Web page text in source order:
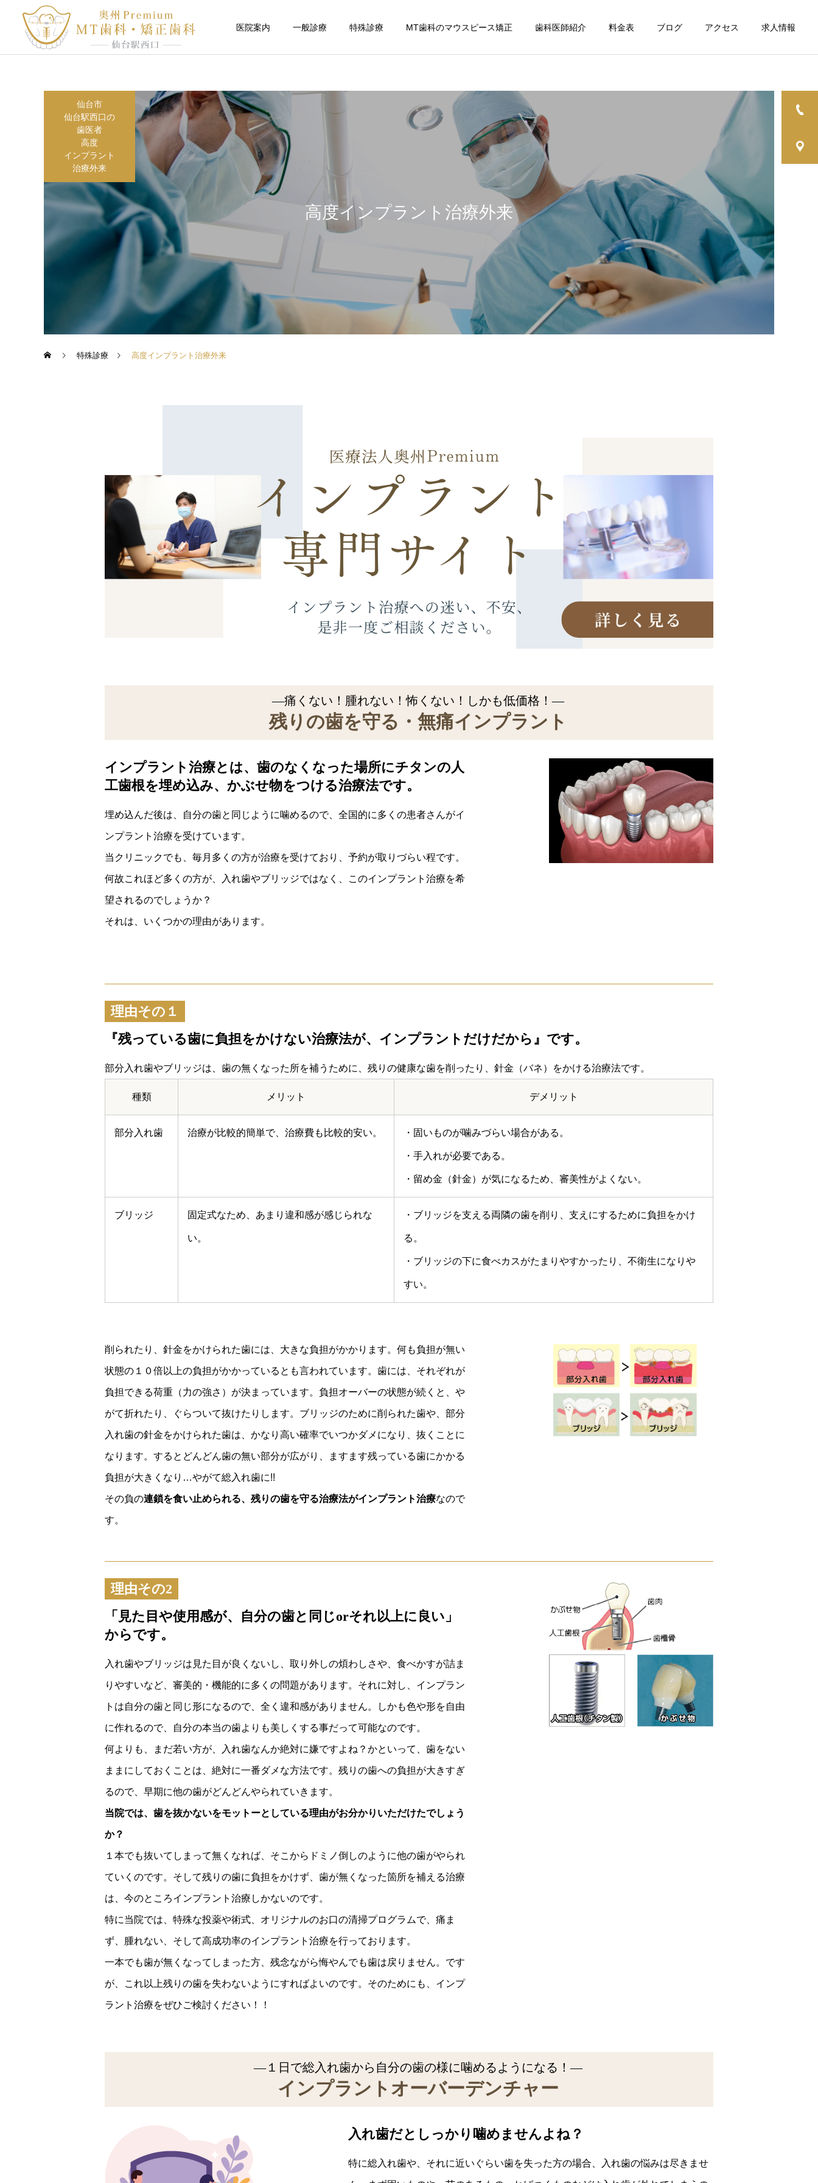
医院案内 一般診療 特殊診療 MT歯科のマウスピース矯正 歯科医師紹介 料金表 ブログ アクセス 求人情報
高度インプラント治療外来
仙台市
仙台駅西口の
歯医者
高度
インプラント
治療外来
特殊診療 高度インプラント治療外来
―痛くない！腫れない！怖くない！しかも低価格！―
残りの歯を守る・無痛インプラント
インプラント治療とは、歯のなくなった場所にチタンの人
工歯根を埋め込み、かぶせ物をつける治療法です。
埋め込んだ後は、自分の歯と同じように噛めるので、全国的に多くの患者さんがイ
ンプラント治療を受けています。
当クリニックでも、毎月多くの方が治療を受けており、予約が取りづらい程です。
何故これほど多くの方が、入れ歯やブリッジではなく、このインプラント治療を希
望されるのでしょうか？
それは、いくつかの理由があります。
理由その１
『残っている歯に負担をかけない治療法が、インプラントだけだから』です。
部分入れ歯やブリッジは、歯の無くなった所を補うために、残りの健康な歯を削ったり、針金（バネ）をかける治療法です。
種類 メリット デメリット
部分入れ歯 治療が比較的簡単で、治療費も比較的安い。 ・固いものが噛みづらい場合がある。
・手入れが必要である。
・留め金（針金）が気になるため、審美性がよくない。
ブリッジ 固定式なため、あまり違和感が感じられな
い。
・ブリッジを支える両隣の歯を削り、支えにするために負担をかけ
る。
・ブリッジの下に食べカスがたまりやすかったり、不衛生になりや
すい。
削られたり、針金をかけられた歯には、大きな負担がかかります。何も負担が無い
状態の１０倍以上の負担がかかっているとも言われています。歯には、それぞれが
負担できる荷重（力の強さ）が決まっています。負担オーバーの状態が続くと、や
がて折れたり、ぐらついて抜けたりします。ブリッジのために削られた歯や、部分
入れ歯の針金をかけられた歯は、かなり高い確率でいつかダメになり、抜くことに
なります。するとどんどん歯の無い部分が広がり、ますます残っている歯にかかる
負担が大きくなり…やがて総入れ歯に!!
その負の連鎖を食い止められる、残りの歯を守る治療法がインプラント治療なので
す。
理由その2
「見た目や使用感が、自分の歯と同じorそれ以上に良い」
からです。
入れ歯やブリッジは見た目が良くないし、取り外しの煩わしさや、食べかすが詰ま
りやすいなど、審美的・機能的に多くの問題があります。それに対し、インプラン
トは自分の歯と同じ形になるので、全く違和感がありません。しかも色や形を自由
に作れるので、自分の本当の歯よりも美しくする事だって可能なのです。
何よりも、まだ若い方が、入れ歯なんか絶対に嫌ですよね？かといって、歯をない
ままにしておくことは、絶対に一番ダメな方法です。残りの歯への負担が大きすぎ
るので、早期に他の歯がどんどんやられていきます。
当院では、歯を抜かないをモットーとしている理由がお分かりいただけたでしょう
か？​
１本でも抜いてしまって無くなれば、そこからドミノ倒しのように他の歯がやられ
ていくのです。そして残りの歯に負担をかけず、歯が無くなった箇所を補える治療
は、今のところインプラント治療しかないのです。
特に当院では、特殊な投薬や術式、オリジナルのお口の清掃プログラムで、痛ま
ず、腫れない、そして高成功率のインプラント治療を行っております。
一本でも歯が無くなってしまった方、残念ながら悔やんでも歯は戻りません。です
が、これ以上残りの歯を失わないようにすればよいのです。そのためにも、インプ
ラント治療をぜひご検討ください！！
―１日で総入れ歯から自分の歯の様に噛めるようになる！―
インプラントオーバーデンチャー
入れ歯だとしっかり噛めませんよね？
特に総入れ歯や、それに近いぐらい歯を失った方の場合、入れ歯の悩みは尽きませ